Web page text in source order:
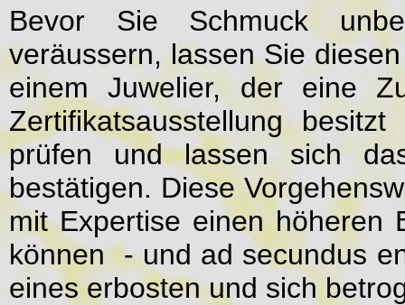
Bevor Sie Schmuck
veräussern, lassen Sie
einem Juwelier, der eine
Zertifikatsausstellung
prüfen und lassen sich
bestätigen. Diese
mit Expertise einen höheren
können - und ad secundus
eines erbosten und sich